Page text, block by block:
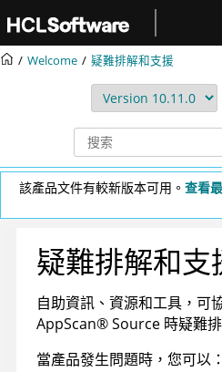
Welcome 疑難排解和支援
該產品文件有較新版本可用。 查看
疑難排解和支
自助資訊、資源和工具，可
AppScan®Source 時疑難
當產品發生問題時，您可以：